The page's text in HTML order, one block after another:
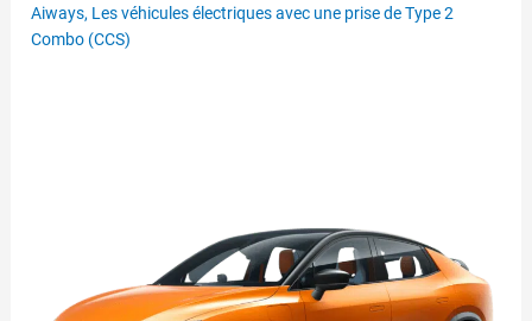
Aiways, Les véhicules électriques avec une prise de Type 2
Combo (CCS)